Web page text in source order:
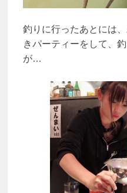
釣りに行ったあとには
きパーティーをして、
が…